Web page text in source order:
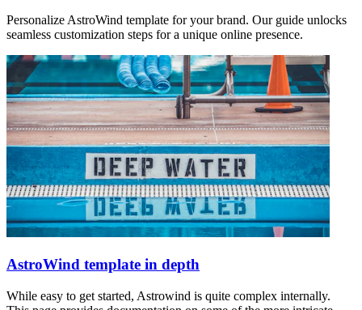
Personalize AstroWind template for your brand. Our guide unlocks
seamless customization steps for a unique online presence.
AstroWind template in depth
While easy to get started, Astrowind is quite complex internally.